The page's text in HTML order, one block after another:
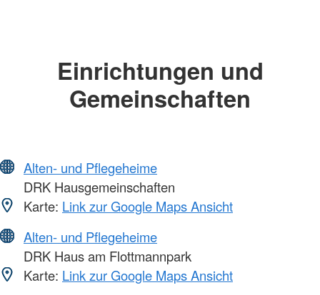
Einrichtungen und
Gemeinschaften
Alten- und Pflegeheime
DRK Hausgemeinschaften
Karte: Link zur Google Maps Ansicht
Alten- und Pflegeheime
DRK Haus am Flottmannpark
Karte: Link zur Google Maps Ansicht